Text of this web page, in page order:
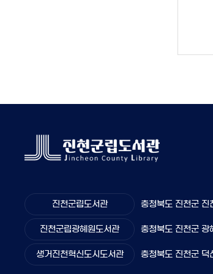
진천군립도서관 충청북도 진천군
진천군립광혜원도서관 충청북도 진천군 광
생거진천혁신도시도서관 충청북도 진천군 덕